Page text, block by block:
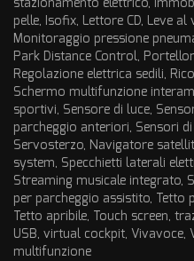
pelle, Isofix, Lettore CD, Leve
Monitoraggio pressione
Park Distance Control,
Regolazione elettrica sedili,
Schermo multifunzione
sportivi, Sensore di luce,
parcheggio anteriori, Sensori
Servosterzo, Navigatore
system, Specchietti laterali
Streaming musicale integrato,
per parcheggio assistito, Tetto
Tetto apribile, Touch screen,
USB, virtual cockpit, Vivavoce,
multifunzione